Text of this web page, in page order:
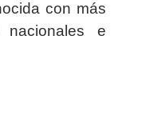
con más
nacionales e